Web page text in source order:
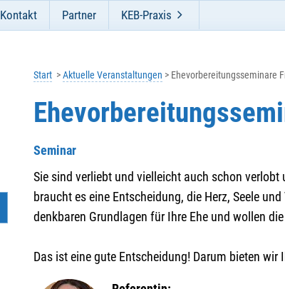
Kontakt Partner KEB-Praxis
Start Aktuelle Veranstaltungen Ehevorbereitungsseminare
Seminar
Sie sind verliebt und vielleicht auch schon
braucht es eine Entscheidung, die Herz, Seele
denkbaren Grundlagen für Ihre Ehe und wollen
Das ist eine gute Entscheidung! Darum bieten